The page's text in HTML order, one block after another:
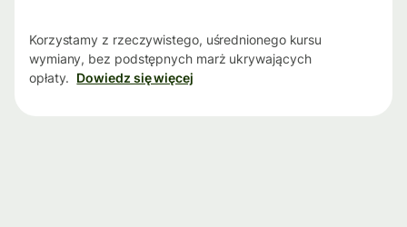
Korzystamy z rzeczywistego, uśrednionego kursu
wymiany, bez podstępnych marż ukrywających
opłaty. Dowiedz się więcej